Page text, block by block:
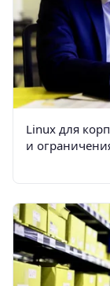
Linux для
и